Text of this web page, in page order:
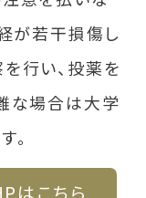
が若干損傷し
行い、投薬を
な場合は大学
。
はこちら